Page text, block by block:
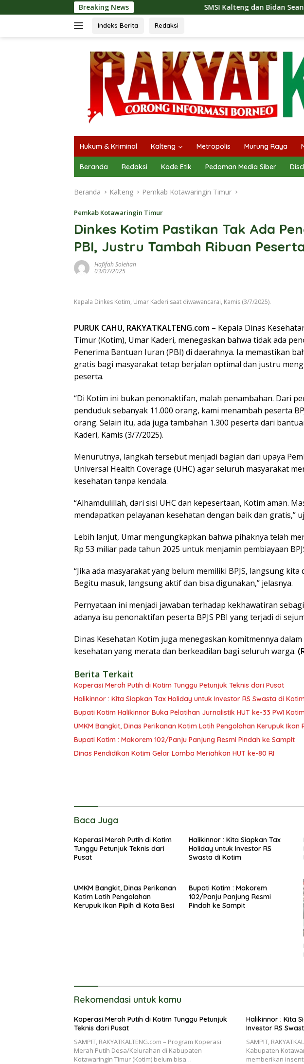
ke
Breaking News SMSI Kalteng dan Bidan Sean Bangun
Indeks Berita Redaksi
Hukum & Kriminal Kalteng Metropolis Murung Raya
Beranda Redaksi Kode Etik Pedoman Media Siber
Beranda Kalteng Pemkab Kotawaringin Timur
Pemkab Kotawaringin Timur
Dinkes Kotim Pastikan Tak Ada
PBI, Justru Tambah Ribuan
Hafifah Solehah
03/07/2025
Kepala Dinkes Kotim, Umar Kaderi saat diwawancarai, Kamis (3/7/2025).
PURUK CAHU, RAKYATKALTENG.com – Kepala Dinas
Timur (Kotim), Umar Kaderi, menegaskan bahwa tidak ada
Penerima Bantuan Iuran (PBI) di daerahnya. Ia memastikan
gratis bagi masyarakat tetap berjalan optimal dan justru
peserta.
“Di Kotim ini bukan penonaktifan, malah penambahan. Dari
penduduk sebanyak 11.000 orang, kami menambah peserta
orang. Selain itu, ada juga tambahan 1.300 peserta dari
Kaderi, Kamis (3/7/2025).
Menurutnya, langkah tersebut menjadi bagian dari upaya
Universal Health Coverage (UHC) agar seluruh masyarakat
kesehatan tanpa kendala.
“Alhamdulillah, dari sisi UHC dan kepesertaan, Kotim aman.
mendapatkan pelayanan kesehatan dengan baik dan gratis,”
Lebih lanjut, Umar mengungkapkan bahwa pihaknya telah
Rp 53 miliar pada tahun 2025 untuk menjamin pembiayaan
“Jika ada masyarakat yang belum memiliki BPJS, langsung
Begitu masuk, langsung aktif dan bisa digunakan,” jelasnya.
Pernyataan ini menjadi jawaban terhadap kekhawatiran
adanya isu penonaktifan peserta BPJS PBI yang terjadi di
Dinas Kesehatan Kotim juga menegaskan komitmennya
kesehatan yang merata dan berkeadilan bagi seluruh warga.
Berita Terkait
Koperasi Merah Putih di Kotim Tunggu Petunjuk Teknis dari Pusat
Halikinnor : Kita Siapkan Tax Holiday untuk Investor RS Swasta di Kotim
Bupati Kotim Halikinnor Buka Pelatihan Jurnalistik HUT ke-33 PWI Kotim
UMKM Bangkit, Dinas Perikanan Kotim Latih Pengolahan Kerupuk Ikan
Bupati Kotim : Makorem 102/Panju Panjung Resmi Pindah ke Sampit
Dinas Pendidikan Kotim Gelar Lomba Meriahkan HUT ke-80 RI
Baca Juga
Koperasi Merah Putih di Kotim
Tunggu Petunjuk Teknis dari
Pusat
Halikinnor : Kita Siapkan Tax
Holiday untuk Investor RS
Swasta di Kotim
UMKM Bangkit, Dinas Perikanan
Kotim Latih Pengolahan
Kerupuk Ikan Pipih di Kota Besi
Bupati Kotim : Makorem
102/Panju Panjung Resmi
Pindah ke Sampit
Rekomendasi untuk kamu
Koperasi Merah Putih di Kotim Tunggu Petunjuk
Teknis dari Pusat
SAMPIT, RAKYATKALTENG.com – Program Koperasi
Merah Putih Desa/Kelurahan di Kabupaten
Kotawaringin Timur (Kotim) belum bisa…
Halikinnor : Kita
Investor RS
SAMPIT,
Kabupaten
memberikan